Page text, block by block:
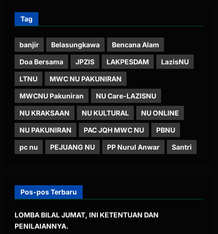
Tag
banjir Belasungkawa Bencana Alam
Doa Bersama JPZIS LAKPESDAM LazisNU
LTNU MWC NU PAKUNIRAN
MWCNU Pakuniran NU Care-LAZISNU
NU KRAKSAAN NU KULTURAL NU ONLINE
NU PAKUNIRAN PAC JQH MWC NU PBNU
pc nu PEJUANG NU PP Nurul Anwar Santri
Pos-pos Terbaru
LOMBA BILAL JUMAT, INI KETENTUAN DAN
PENILAIANNYA.